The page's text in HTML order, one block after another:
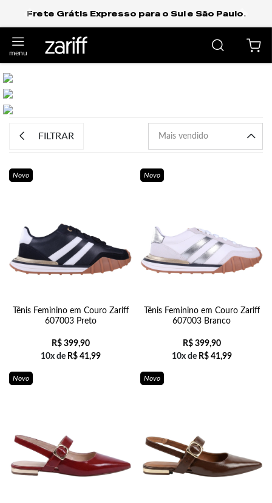
Frete Grátis Expresso para o Sul e São Paulo.
FILTRAR
Novo
Tênis Feminino em Couro Zariff
607003 Preto
R$399,90
10x de R$41,99
Novo
Tênis Feminino em Couro Zariff
607003 Branco
R$399,90
10x de R$41,99
Novo Novo